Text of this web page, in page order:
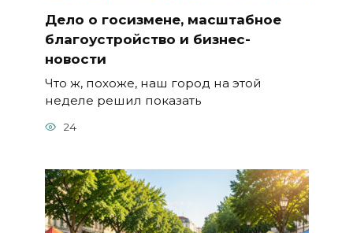
Дело о госизмене, масштабное
благоустройство и бизнес-
новости
Что ж, похоже, наш город на этой
неделе решил показать
24